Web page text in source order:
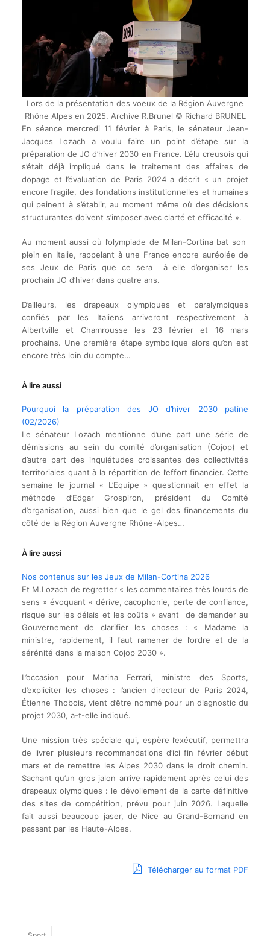
Lors de la présentation des voeux de la Région Auvergne
Rhône Alpes en 2025. Archive R.Brunel © Richard BRUNEL
En séance mercredi 11 février à Paris, le sénateur Jean-
Jacques Lozach a voulu faire un point d’étape sur la
préparation de JO d’hiver 2030 en France. L’élu creusois qui
s’était déjà impliqué dans le traitement des affaires de
dopage et l’évaluation de Paris 2024 a décrit « un projet
encore fragile, des fondations institutionnelles et humaines
qui peinent à s’établir, au moment même où des décisions
structurantes doivent s’imposer avec clarté et efficacité ».
Au moment aussi où l’olympiade de Milan-Cortina bat son
plein en Italie, rappelant à une France encore auréolée de
ses Jeux de Paris que ce sera à elle d’organiser les
prochain JO d’hiver dans quatre ans.
D’ailleurs, les drapeaux olympiques et paralympiques
confiés par les Italiens arriveront respectivement à
Albertville et Chamrousse les 23 février et 16 mars
prochains. Une première étape symbolique alors qu’on est
encore très loin du compte…
À lire aussi
Pourquoi la préparation des JO d’hiver 2030 patine
(02/2026)
Le sénateur Lozach mentionne d’une part une série de
démissions au sein du comité d’organisation (Cojop) et
d’autre part des inquiétudes croissantes des collectivités
territoriales quant à la répartition de l’effort financier. Cette
semaine le journal « L’Equipe » questionnait en effet la
méthode d’Edgar Grospiron, président du Comité
d’organisation, aussi bien que le gel des financements du
côté de la Région Auvergne Rhône-Alpes…
À lire aussi
Nos contenus sur les Jeux de Milan-Cortina 2026
Et M.Lozach de regretter « les commentaires très lourds de
sens » évoquant « dérive, cacophonie, perte de confiance,
risque sur les délais et les coûts » avant de demander au
Gouvernement de clarifier les choses : « Madame la
ministre, rapidement, il faut ramener de l’ordre et de la
sérénité dans la maison Cojop 2030 ».
L’occasion pour Marina Ferrari, ministre des Sports,
d’expliciter les choses : l’ancien directeur de Paris 2024,
Étienne Thobois, vient d’être nommé pour un diagnostic du
projet 2030, a-t-elle indiqué.
Une mission très spéciale qui, espère l’exécutif, permettra
de livrer plusieurs recommandations d’ici fin février début
mars et de remettre les Alpes 2030 dans le droit chemin.
Sachant qu’un gros jalon arrive rapidement après celui des
drapeaux olympiques : le dévoilement de la carte définitive
des sites de compétition, prévu pour juin 2026. Laquelle
fait aussi beaucoup jaser, de Nice au Grand-Bornand en
passant par les Haute-Alpes.
Télécharger au format PDF